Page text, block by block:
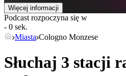
Więcej informacji
Podcast rozpoczyna się w
- 0 sek.
Miasta Cologno Monzese
Słuchaj 3 stacji